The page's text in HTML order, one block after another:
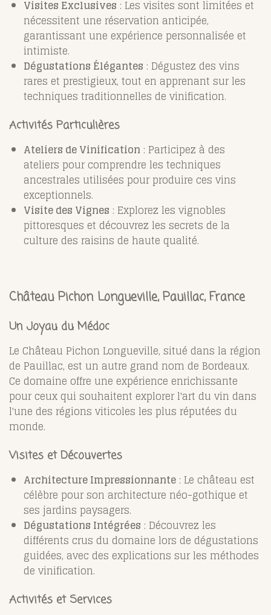
Visites Exclusives : Les visites sont limitées et
nécessitent une réservation anticipée,
garantissant une expérience personnalisée et
intimiste.
Dégustations Élégantes : Dégustez des vins
rares et prestigieux, tout en apprenant sur les
techniques traditionnelles de vinification.
Activités Particulières
Ateliers de Vinification : Participez à des
ateliers pour comprendre les techniques
ancestrales utilisées pour produire ces vins
exceptionnels.
Visite des Vignes : Explorez les vignobles
pittoresques et découvrez les secrets de la
culture des raisins de haute qualité.
Château Pichon Longueville, Pauillac, France
Un Joyau du Médoc
Le Château Pichon Longueville, situé dans la région
de Pauillac, est un autre grand nom de Bordeaux.
Ce domaine offre une expérience enrichissante
pour ceux qui souhaitent explorer l'art du vin dans
l'une des régions viticoles les plus réputées du
monde.
Visites et Découvertes
Architecture Impressionnante : Le château est
célèbre pour son architecture néo-gothique et
ses jardins paysagers.
Dégustations Intégrées : Découvrez les
différents crus du domaine lors de dégustations
guidées, avec des explications sur les méthodes
de vinification.
Activités et Services